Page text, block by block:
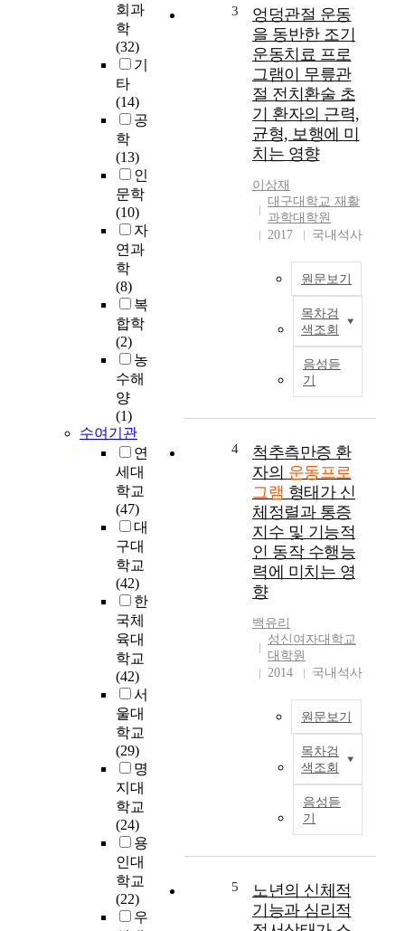
회과
학
(32)
기
타
(14)
공
학
(13)
인
문학
(10)
자
연과
학
(8)
복
합학
(2)
농
수해
양
(1)
수여기관
연
세대
학교
(47)
대
구대
학교
(42)
한
국체
육대
학교
(42)
서
울대
학교
(29)
명
지대
학교
(24)
용
인대
학교
(22)
우
이
은
신
였
3
엉덩관절 운동
을 동반한 조기
운동치료 프로
그램이 무릎관
절 전치환술 초
기 환자의 근력,
균형, 보행에 미
치는 영향
이상재
대구대학교 재활
과학대학원
2017
국내석사
원문보기
목차검
색조회
음성듣
기
자
4
척추측만증 환
자의 운동프로
그램 형태가 신
체정렬과 통증
지수 및 기능적
인 동작 수행능
력에 미치는 영
향
백유리
성신여자대학교
대학원
2014
국내석사
원문보기
목차검
색조회
음성듣
기
5
노년의 신체적
기능과 심리적